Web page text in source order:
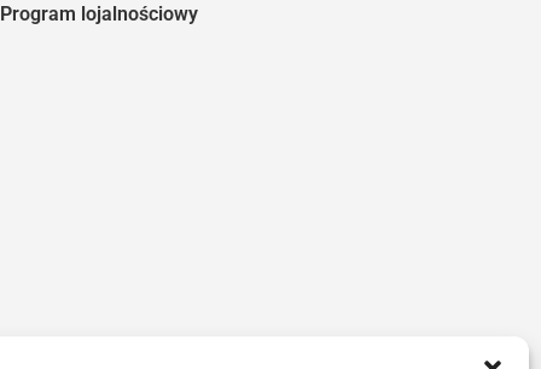
Program lojalnościowy